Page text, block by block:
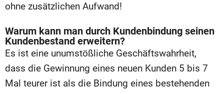
ohne zusätzlichen Aufwand!
Warum kann man durch Kundenbindung seinen
Kundenbestand erweitern?
Es ist eine unumstößliche Geschäftswahrheit,
dass die Gewinnung eines neuen Kunden 5 bis 7
Mal teurer ist als die Bindung eines bestehenden